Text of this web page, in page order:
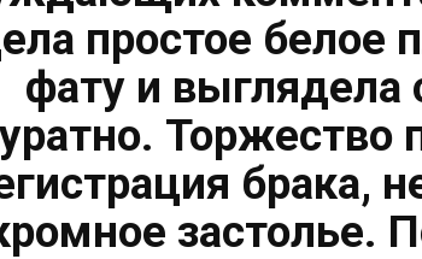
простое белое
фату и выглядела
Торжество
брака,
застолье.